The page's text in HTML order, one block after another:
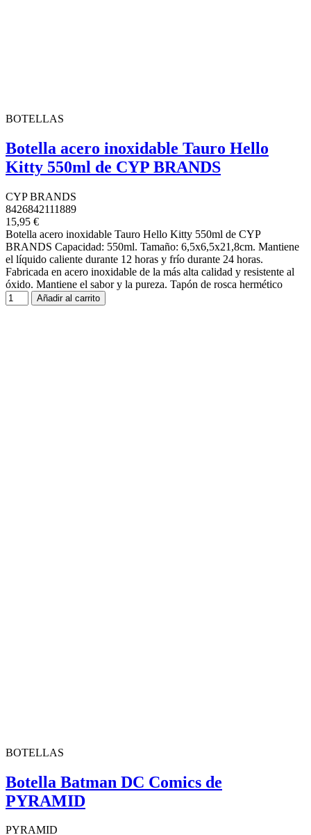
BOTELLAS
Botella acero inoxidable Tauro Hello
Kitty 550ml de CYP BRANDS
CYP BRANDS
8426842111889
15,95 €
Botella acero inoxidable Tauro Hello Kitty 550ml de CYP
BRANDS Capacidad: 550ml. Tamaño: 6,5x6,5x21,8cm. Mantiene
el líquido caliente durante 12 horas y frío durante 24 horas.
Fabricada en acero inoxidable de la más alta calidad y resistente al
óxido. Mantiene el sabor y la pureza. Tapón de rosca hermético
Añadir al carrito
BOTELLAS
Botella Batman DC Comics de
PYRAMID
PYRAMID